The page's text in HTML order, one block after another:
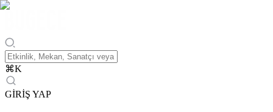
⌘K
GİRİŞ YAP